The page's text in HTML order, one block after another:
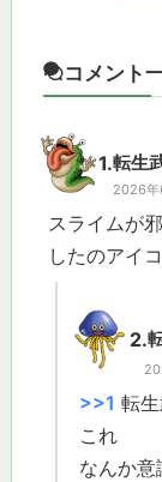
コメント
1.転生
2026年
スライムが
したのアイ
2.
>>1 転
これ
なんか